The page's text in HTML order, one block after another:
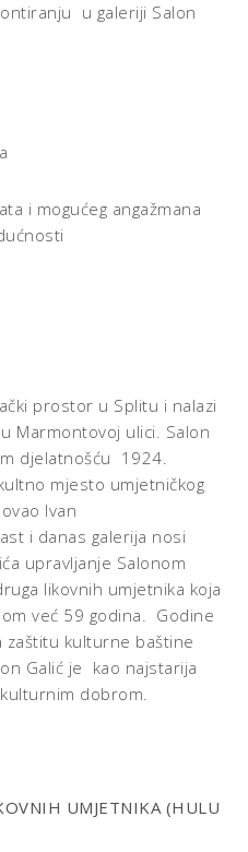
u galeriji Salon
i mogućeg angažmana
prostor u Splitu i nalazi
Marmontovoj ulici. Salon
djelatnošću 1924.
mjesto umjetničkog
Ivan
i danas galerija nosi
upravljanje Salonom
likovnih umjetnika koja
već 59 godina. Godine
kulturne baštine
Galić je kao najstarija
dobrom.
UMJETNIKA (HULU